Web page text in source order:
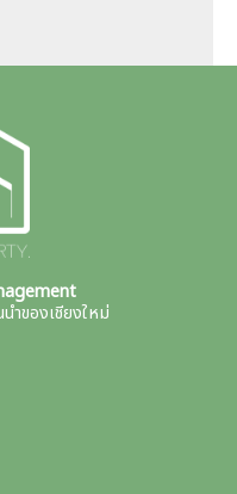
ำของเชียงใหม่